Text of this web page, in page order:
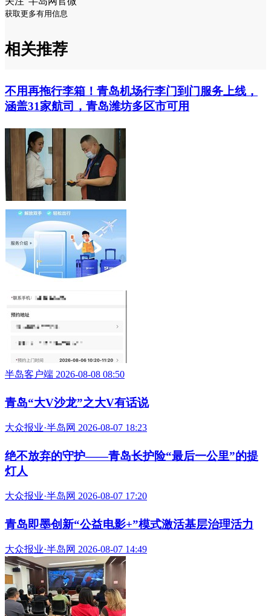
获取更多有用信息
相关推荐
不用再拖行李箱！青岛机场行李门到门服务上线，
涵盖31家航司，青岛潍坊多区市可用
半岛客户端 2026-08-08 08:50
青岛“大V沙龙”之大V有话说
大众报业·半岛网 2026-08-07 18:23
绝不放弃的守护——青岛长护险“最后一公里”的提
灯人
大众报业·半岛网 2026-08-07 17:20
青岛即墨创新“公益电影+”模式激活基层治理活力
大众报业·半岛网 2026-08-07 14:49